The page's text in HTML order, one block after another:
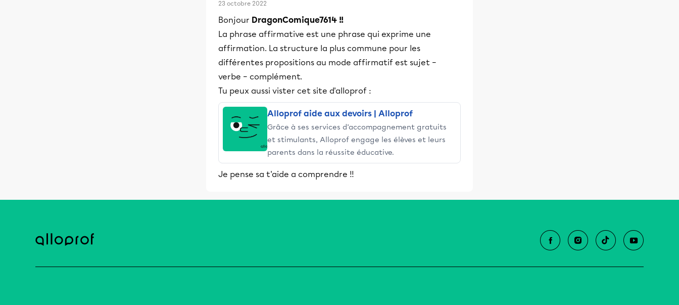
23 octobre 2022
Bonjour DragonComique7614 !!
La phrase affirmative est une phrase qui exprime une
affirmation. La structure la plus commune pour les
différentes propositions au mode affirmatif est sujet –
verbe – complément.
Tu peux aussi vister cet site d'alloprof :
Alloprof aide aux devoirs | Alloprof
Grâce à ses services d’accompagnement gratuits
et stimulants, Alloprof engage les élèves et leurs
parents dans la réussite éducative.
Je pense sa t'aide a comprendre !!